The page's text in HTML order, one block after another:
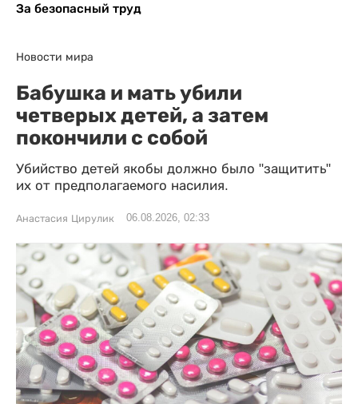
За безопасный труд
Новости мира
Бабушка и мать убили
четверых детей, а затем
покончили с собой
Убийство детей якобы должно было "защитить"
их от предполагаемого насилия.
Анастасия Цирулик 06.08.2026, 02:33